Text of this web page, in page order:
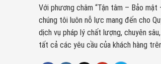
Với phương châm “Tận tâm – Bảo mật
chúng tôi luôn nỗ lực mang đến cho
dịch vụ pháp lý chất lượng, chuyên
tất cả các yêu cầu của khách hàng